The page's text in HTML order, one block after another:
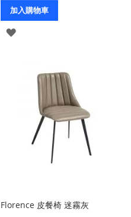
加入購物車
登
Florence 皮餐椅 迷霧灰